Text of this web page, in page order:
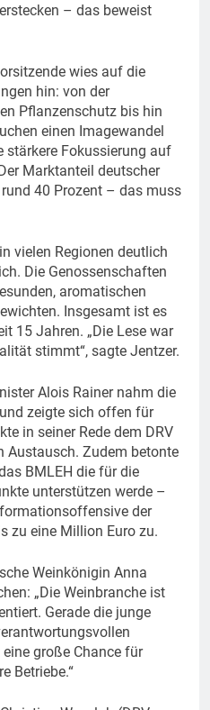
– das beweist
wies auf die
hin: von der
Pflanzenschutz bis hin
einen Imagewandel
stärkere Fokussierung auf
Marktanteil deutscher
40 Prozent – das muss
vielen Regionen deutlich
Die Genossenschaften
aromatischen
Insgesamt ist es
15 Jahren. „Die Lese war
stimmt“, sagte Jentzer.
Alois Rainer nahm die
zeigte sich offen für
in seiner Rede dem DRV
Austausch. Zudem betonte
BMLEH die für die
unterstützen werde –
der
zu eine Million Euro zu.
Weinkönigin Anna
„Die Weinbranche ist
Gerade die junge
große Chance für
Betriebe.“